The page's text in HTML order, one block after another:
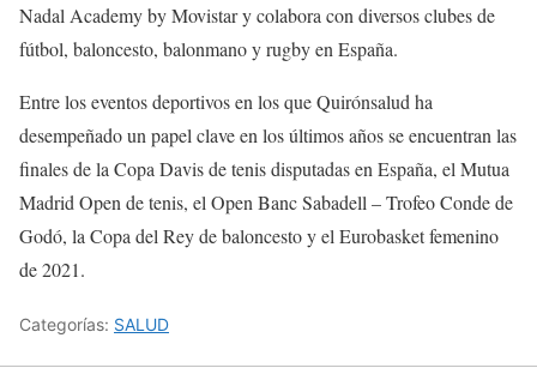
Nadal Academy by Movistar y colabora con diversos clubes de
fútbol, baloncesto, balonmano y rugby en España.
Entre los eventos deportivos en los que Quirónsalud ha
desempeñado un papel clave en los últimos años se encuentran las
finales de la Copa Davis de tenis disputadas en España, el Mutua
Madrid Open de tenis, el Open Banc Sabadell – Trofeo Conde de
Godó, la Copa del Rey de baloncesto y el Eurobasket femenino
de 2021.
Categorías: SALUD